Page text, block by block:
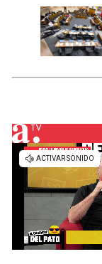
Preventiva en
tres comunas